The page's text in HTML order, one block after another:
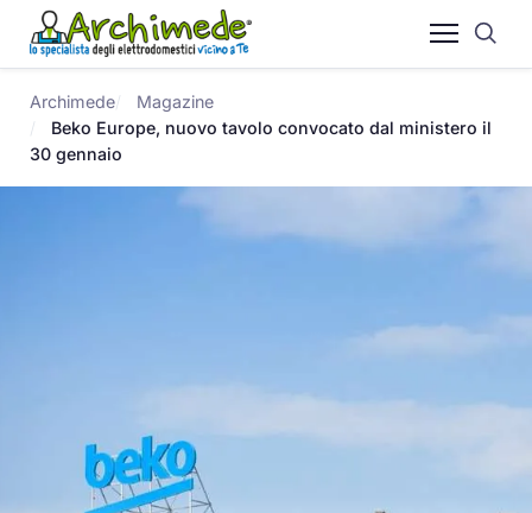
Archimede
Magazine
Beko Europe, nuovo tavolo convocato dal ministero il
30 gennaio